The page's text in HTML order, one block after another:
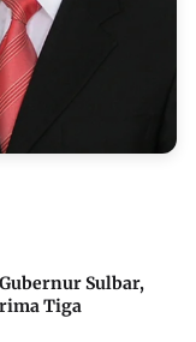
Sulbar,
Tiga